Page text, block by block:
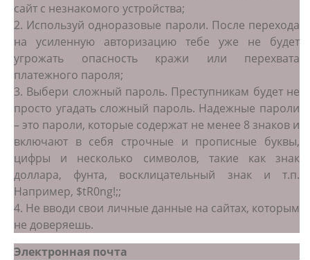
сайт с незнакомого устройства;
2. Используй одноразовые пароли. После перехода
на усиленную авторизацию тебе уже не будет
угрожать опасность кражи или перехвата
платежного пароля;
3. Выбери сложный пароль. Преступникам будет не
просто угадать сложный пароль. Надежные пароли
– это пароли, которые содержат не менее 8 знаков и
включают в себя строчные и прописные буквы,
цифры и несколько символов, такие как знак
доллара, фунта, восклицательный знак и т.п.
Например, $tR0ng!;;
4. Не вводи свои личные данные на сайтах, которым
не доверяешь.
Электронная почта